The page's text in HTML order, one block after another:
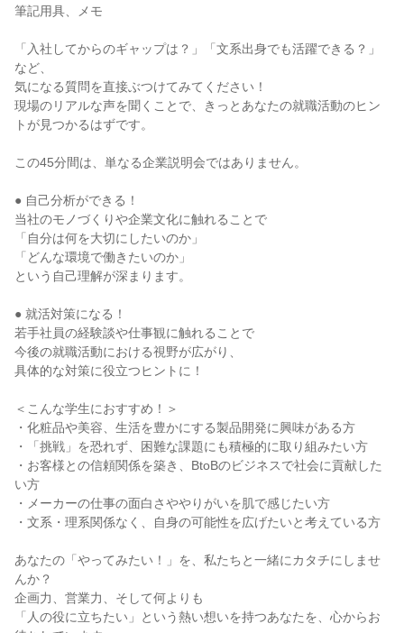
筆記用具、メモ
「入社してからのギャップは？」「文系出身でも活躍できる？」
など、
気になる質問を直接ぶつけてみてください！
現場のリアルな声を聞くことで、きっとあなたの就職活動のヒン
トが見つかるはずです。
この45分間は、単なる企業説明会ではありません。
● 自己分析ができる！
当社のモノづくりや企業文化に触れることで
「自分は何を大切にしたいのか」
「どんな環境で働きたいのか」
という自己理解が深まります。
● 就活対策になる！
若手社員の経験談や仕事観に触れることで
今後の就職活動における視野が広がり、
具体的な対策に役立つヒントに！
＜こんな学生におすすめ！＞
・化粧品や美容、生活を豊かにする製品開発に興味がある方
・「挑戦」を恐れず、困難な課題にも積極的に取り組みたい方
・お客様との信頼関係を築き、BtoBのビジネスで社会に貢献した
い方
・メーカーの仕事の面白さややりがいを肌で感じたい方
・文系・理系関係なく、自身の可能性を広げたいと考えている方
あなたの「やってみたい！」を、私たちと一緒にカタチにしませ
んか？
企画力、営業力、そして何よりも
「人の役に立ちたい」という熱い想いを持つあなたを、心からお